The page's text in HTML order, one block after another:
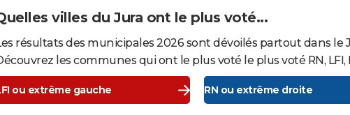
villes du Jura ont le plus voté...
résultats des municipales 2026 sont dévoilés partout dans le
les communes qui ont le plus voté le plus voté RN, LFI,
ou extrême gauche RN ou extrême droite